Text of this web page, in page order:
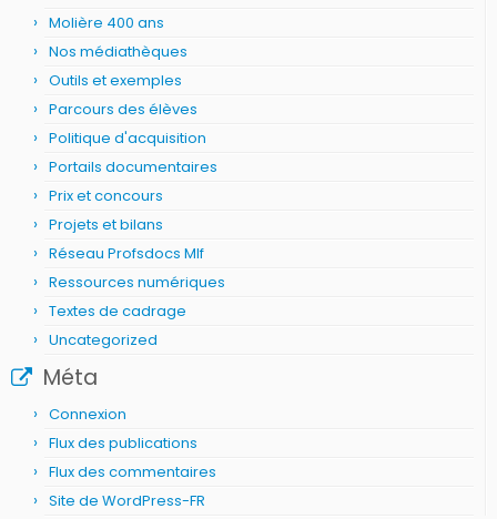
Molière 400 ans
Nos médiathèques
Outils et exemples
Parcours des élèves
Politique d'acquisition
Portails documentaires
Prix et concours
Projets et bilans
Réseau Profsdocs Mlf
Ressources numériques
Textes de cadrage
Uncategorized
Méta
Connexion
Flux des publications
Flux des commentaires
Site de WordPress-FR